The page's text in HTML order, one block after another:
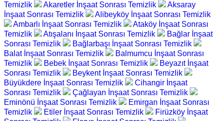
Temizlik
Akaretler İnşaat Sonrası Temizlik
Aksaray
İnşaat Sonrası Temizlik
Alibeyköy İnşaat Sonrası Temizlik
Ambarlı İnşaat Sonrası Temizlik
Ataköy İnşaat Sonrası
Temizlik
Atışalanı İnşaat Sonrası Temizlik
Bağlar İnşaat
Sonrası Temizlik
Bağlarbaşı İnşaat Sonrası Temizlik
Balat İnşaat Sonrası Temizlik
Balmumcu İnşaat Sonrası
Temizlik
Bebek İnşaat Sonrası Temizlik
Beyazıt İnşaat
Sonrası Temizlik
Beykent İnşaat Sonrası Temizlik
Büyükdere İnşaat Sonrası Temizlik
Cihangir İnşaat
Sonrası Temizlik
Çağlayan İnşaat Sonrası Temizlik
Eminönü İnşaat Sonrası Temizlik
Emirgan İnşaat Sonrası
Temizlik
Etiler İnşaat Sonrası Temizlik
Firüzköy İnşaat